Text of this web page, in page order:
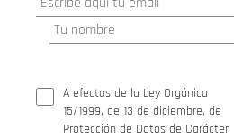
A efectos de la Ley Orgánica
15/1999, de 13 de diciembre, de
Protección de Datos de Carácter